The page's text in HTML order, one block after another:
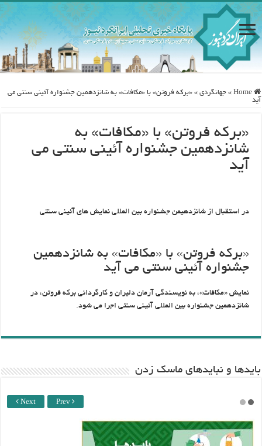
Home
» جهانگردی » «برکه فروتن» با «مکافات» به شانزدهمین جشنواره آئینی سنتی می
آید
«برکه فروتن» با «مکافات» به
شانزدهمین جشنواره آئینی سنتی می
آید
در استقبال از شانزدهیمن جشنواره بین المللی نمایش های آئینی سنتی
«برکه فروتن» با «مکافات» به شانزدهمین
جشنواره آئینی سنتی می آید
نمایش «مکافات»، به نویسندگی آرمان دلیران و کارگردانی برکه فروتن، در
شانزدهمین جشنواره بین المللی آئینی سنتی اجرا می شود.
باید‌ها و نبایدهای ماسک زدن
Next Prev